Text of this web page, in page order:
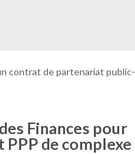
contrat de partenariat public-
Finances pour
de complexe